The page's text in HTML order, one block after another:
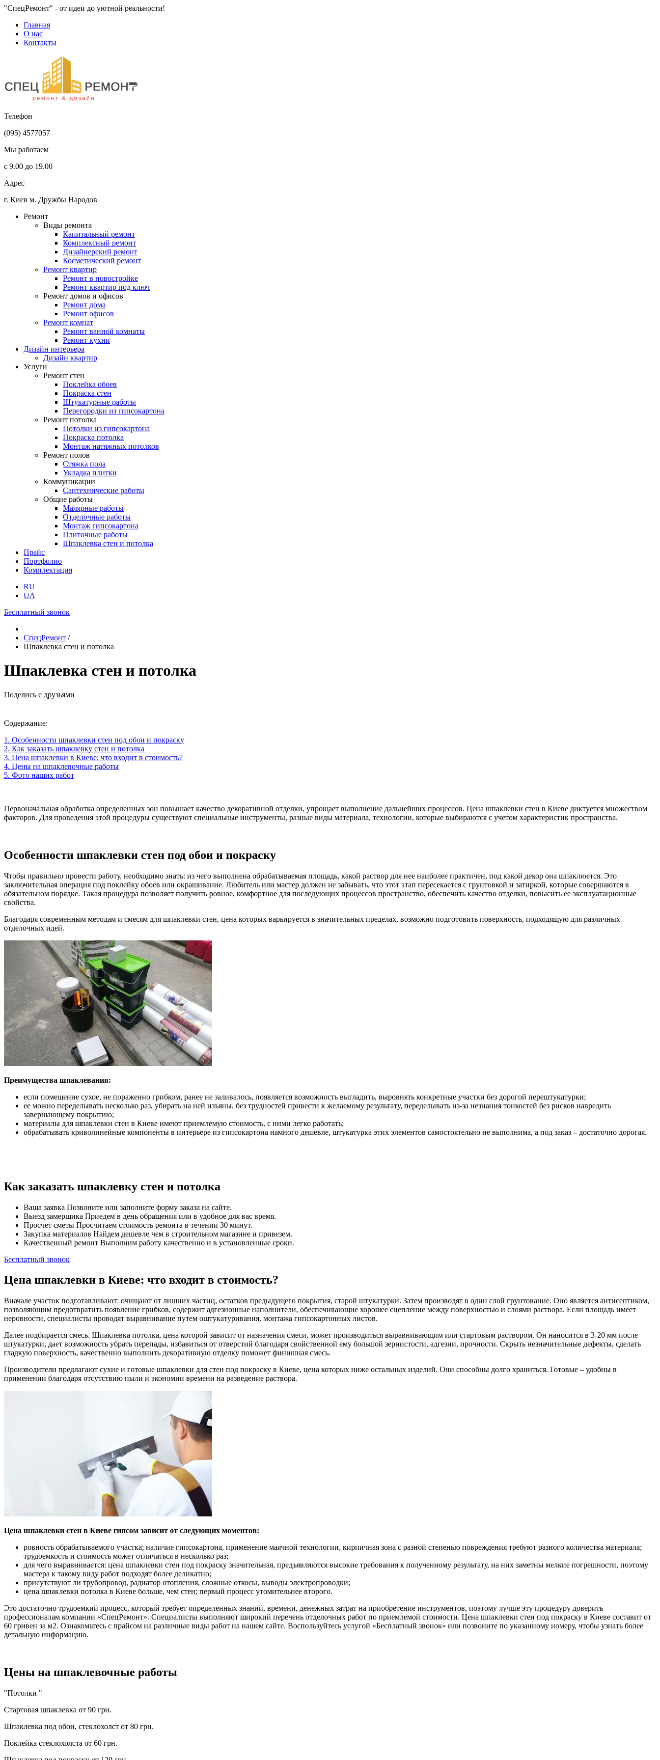
"CпецРемонт" - от идеи до уютной реальности!
Главная
О нас
Контакты
Телефон
(095) 4577057
Мы работаем
с 9.00 до 19.00
Адрес
г. Киев м. Дружбы Народов
Ремонт
Виды ремонта
Капитальный ремонт
Комплексный ремонт
Дизайнерский ремонт
Косметический ремонт
Ремонт квартир
Ремонт в новостройке
Ремонт квартир под ключ
Ремонт домов и офисов
Ремонт дома
Ремонт офисов
Ремонт комнат
Ремонт ванной комнаты
Ремонт кухни
Дизайн интерьера
Дизайн квартир
Услуги
Ремонт стен
Поклейка обоев
Покраска стен
Штукатурные работы
Перегородки из гипсокартона
Ремонт потолка
Потолки из гипсокартона
Покраска потолка
Монтаж натяжных потолков
Ремонт полов
Стяжка пола
Укладка плитки
Коммуникации
Сантехнические работы
Общие работы
Малярные работы
Отделочные работы
Монтаж гипсокартона
Плиточные работы
Шпаклевка стен и потолка
Прайс
Портфолио
Комплектация
RU
UA
Бесплатный звонок
СпецРемонт /
Шпаклевка стен и потолка
Шпаклевка стен и потолка
Поделись с друзьями
Содержание:
1. Особенности шпаклевки стен под обои и покраску
2. Как заказать шпаклевку стен и потолка
3. Цена шпаклевки в Киеве: что входит в стоимость?
4. Цены на шпаклевочные работы
5. Фото наших работ
Первоначальная обработка определенных зон повышает качество декоративной отделки, упрощает выполнение дальнейших процессов. Цена шпаклевки стен в Киеве диктуется множеством
факторов. Для проведения этой процедуры существуют специальные инструменты, разные виды материала, технологии, которые выбираются с учетом характеристик пространства.
Особенности шпаклевки стен под обои и покраску
Чтобы правильно провести работу, необходимо знать: из чего выполнена обрабатываемая площадь, какой раствор для нее наиболее практичен, под какой декор она шпаклюется. Это
заключительная операция под поклейку обоев или окрашивание. Любитель или мастер должен не забывать, что этот этап пересекается с грунтовкой и затиркой, которые совершаются в
обязательном порядке. Такая процедура позволяет получить ровное, комфортное для последующих процессов пространство, обеспечить качество отделки, повысить ее эксплуатационные
свойства.
Благодаря современным методам и смесям для шпаклевки стен, цена которых варьируется в значительных пределах, возможно подготовить поверхность, подходящую для различных
отделочных идей.
Преимущества шпаклевания:
если помещение сухое, не пораженно грибком, ранее не заливалось, появляется возможность выгладить, выровнять конкретные участки без дорогой перештукатурки;
ее можно переделывать несколько раз, убирать на ней изъяны, без трудностей привести к желаемому результату, переделывать из-за незнания тонкостей без рисков навредить
завершающему покрытию;
материалы для шпаклевки стен в Киеве имеют приемлемую стоимость, с ними легко работать;
обрабатывать криволинейные компоненты в интерьере из гипсокартона намного дешевле, штукатурка этих элементов самостоятельно не выполнима, а под заказ – достаточно дорогая.
Как заказать шпаклевку стен и потолка
Ваша заявка Позвоните или заполните форму заказа на сайте.
Выезд замерщика Приедем в день обращения или в удобное для вас время.
Просчет сметы Просчитаем стоимость ремонта в течении 30 минут.
Закупка материалов Найдем дешевле чем в строительном магазине и привезем.
Качественный ремонт Выполним работу качественно и в установленные сроки.
Бесплатный звонок
Цена шпаклевки в Киеве: что входит в стоимость?
Вначале участок подготавливают: очищают от лишних частиц, остатков предыдущего покрытия, старой штукатурки. Затем производят в один слой грунтование. Оно является антисептиком,
позволяющим предотвратить появление грибков, содержит адгезионные наполнители, обеспечивающие хорошее сцепление между поверхностью и слоями раствора. Если площадь имеет
неровности, специалисты проводят выравнивание путем оштукатуривания, монтажа гипсокартонных листов.
Далее подбирается смесь. Шпаклевка потолка, цена которой зависит от назначения смеси, может производиться выравнивающим или стартовым раствором. Он наносится в 3-20 мм после
штукатурки, дает возможность убрать перепады, избавиться от отверстий благодаря свойственной ему большой зернистости, адгезии, прочности. Скрыть незначительные дефекты, сделать
гладкую поверхность, качественно выполнить декоративную отделку поможет финишная смесь.
Производители предлагают сухие и готовые шпаклевки для стен под покраску в Киеве, цена которых ниже остальных изделий. Они способны долго храниться. Готовые – удобны в
применении благодаря отсутствию пыли и экономии времени на разведение раствора.
Цена шпаклевки стен в Киеве гипсом зависит от следующих моментов:
ровность обрабатываемого участка; наличие гипсокартона, применение маячной технологии, кирпичная зона с разной степенью повреждения требуют разного количества материала;
трудоемкость и стоимость может отличаться в несколько раз;
для чего выравнивается: цена шпаклевки стен под покраску значительная, предъявляются высокие требования к полученному результату, на них заметны мелкие погрешности, поэтому
мастера к такому виду работ подходят более деликатно;
присутствуют ли трубопровод, радиатор отопления, сложные откосы, выводы электропроводки;
цена шпаклевки потолка в Киеве больше, чем стен; первый процесс утомительнее второго.
Это достаточно трудоемкий процесс, который требует определенных знаний, времени, денежных затрат на приобретение инструментов, поэтому лучше эту процедуру доверить
профессионалам компании «СпецРемонт». Специалисты выполняют широкий перечень отделочных работ по приемлемой стоимости. Цена шпаклевки стен под покраску в Киеве составит от
60 гривен за м2. Ознакомьтесь с прайсом на различные виды работ на нашем сайте. Воспользуйтесь услугой «Бесплатный звонок» или позвоните по указанному номеру, чтобы узнать более
детальную информацию.
Цены на шпаклевочные работы
"Потолки "
Стартовая шпаклевка от 90 грн.
Шпаклевка под обои, стеклохолст от 80 грн.
Поклейка стеклохолста от 60 грн.